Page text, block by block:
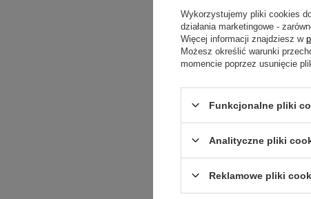
Wykorzystujemy pliki cookies
działania marketingowe -
Więcej informacji znajdziesz w
Możesz określić warunki
momencie poprzez usunięcie
Funkcjonalne pliki
Analityczne pliki
Reklamowe pliki